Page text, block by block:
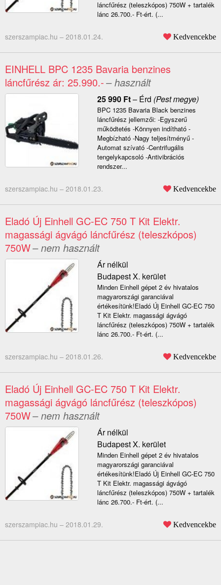
láncfűrész (teleszkópos) 750W + tartalék
lánc 26.700.- Ft-ért. (...
szerszampiac.hu – 2018.01.24. Kedvencekbe
EINHELL BPC 1235 Bavaria benzines
láncfűrész ár: 25.990.-– használt
25 990 Ft– Érd (Pest megye)
BPC 1235 Bavaria Black benzines
láncfűrész jellemzői: -Egyszerű
működtetés -Könnyen indítható -
Megbízható -Nagy teljesítményű -
Automat szívató -Centrifugális
tengelykapcsoló -Antivibrációs
rendszer...
szerszampiac.hu – 2018.01.23. Kedvencekbe
Eladó Új Einhell GC-EC 750 T Kit Elektr.
magassági ágvágó láncfűrész (teleszkópos)
750W– nem használt
Ár nélkül
Budapest X. kerület
Minden Einhell gépet 2 év hivatalos
magyarországi garanciával
értékesítünk!Eladó Új Einhell GC-EC 750
T Kit Elektr. magassági ágvágó
láncfűrész (teleszkópos) 750W + tartalék
lánc 26.700.- Ft-ért. (...
szerszampiac.hu – 2018.01.26. Kedvencekbe
Eladó Új Einhell GC-EC 750 T Kit Elektr.
magassági ágvágó láncfűrész (teleszkópos)
750W– nem használt
Ár nélkül
Budapest X. kerület
Minden Einhell gépet 2 év hivatalos
magyarországi garanciával
értékesítünk!Eladó Új Einhell GC-EC 750
T Kit Elektr. magassági ágvágó
láncfűrész (teleszkópos) 750W + tartalék
lánc 26.700.- Ft-ért. (...
szerszampiac.hu – 2018.01.29. Kedvencekbe